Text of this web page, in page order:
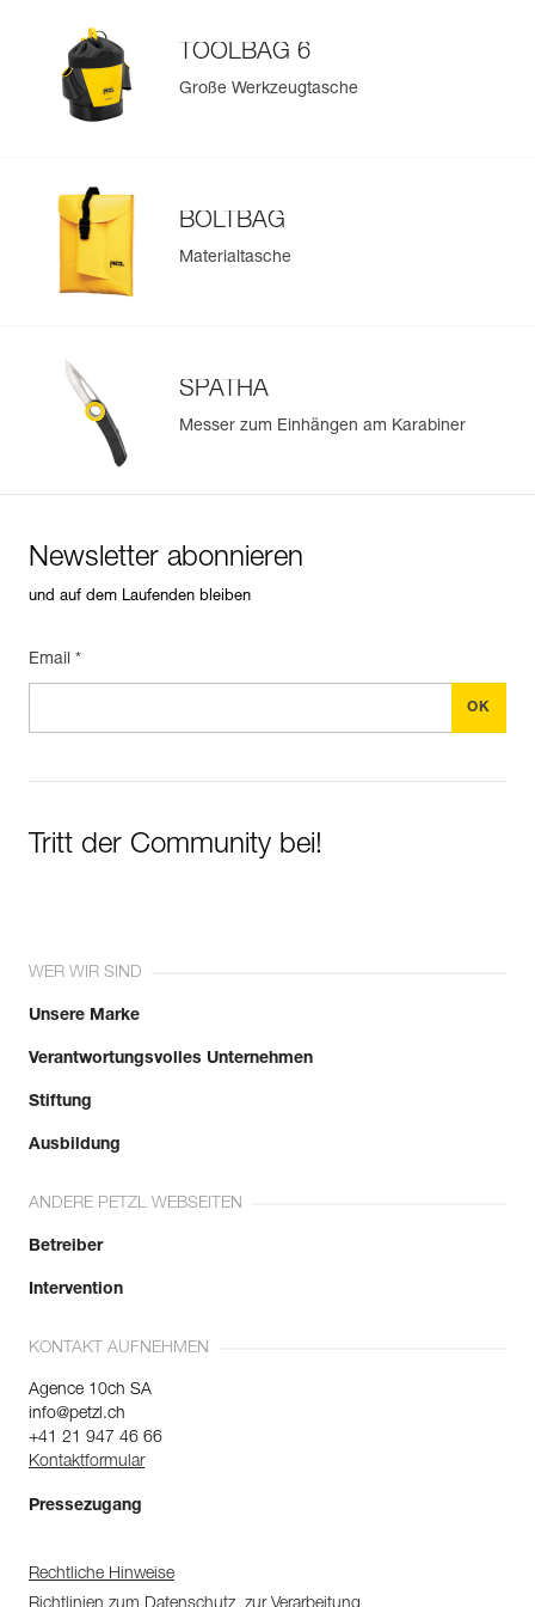
TOOLBAG 6
Große Werkzeugtasche
BOLTBAG
Materialtasche
SPATHA
Messer zum Einhängen am Karabiner
Newsletter abonnieren
und auf dem Laufenden bleiben
Email *
Tritt der Community bei!
WER WIR SIND
Unsere Marke
Verantwortungsvolles Unternehmen
Stiftung
Ausbildung
ANDERE PETZL WEBSEITEN
Betreiber
Intervention
KONTAKT AUFNEHMEN
Agence 10ch SA
info@petzl.ch
+41 21 947 46 66
Kontaktformular
Pressezugang
Rechtliche Hinweise